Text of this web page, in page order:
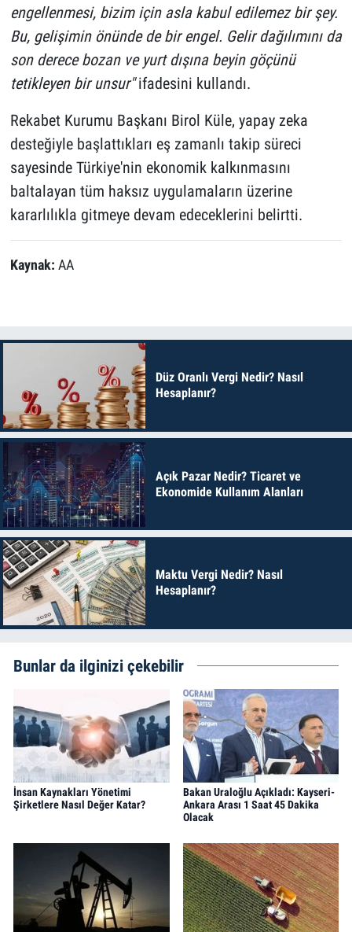
engellenmesi, bizim için asla kabul edilemez bir şey.
Bu, gelişimin önünde de bir engel. Gelir dağılımını da
son derece bozan ve yurt dışına beyin göçünü
tetikleyen bir unsur"ifadesini kullandı.
Rekabet Kurumu Başkanı Birol Küle, yapay zeka
desteğiyle başlattıkları eş zamanlı takip süreci
sayesinde Türkiye'nin ekonomik kalkınmasını
baltalayan tüm haksız uygulamaların üzerine
kararlılıkla gitmeye devam edeceklerini belirtti.
Kaynak: AA
Düz Oranlı Vergi Nedir? Nasıl
Hesaplanır?
Açık Pazar Nedir? Ticaret ve
Ekonomide Kullanım Alanları
Maktu Vergi Nedir? Nasıl
Hesaplanır?
Bunlar da ilginizi çekebilir
İnsan Kaynakları Yönetimi
Şirketlere Nasıl Değer Katar?
Bakan Uraloğlu Açıkladı: Kayseri-
Ankara Arası 1 Saat 45 Dakika
Olacak